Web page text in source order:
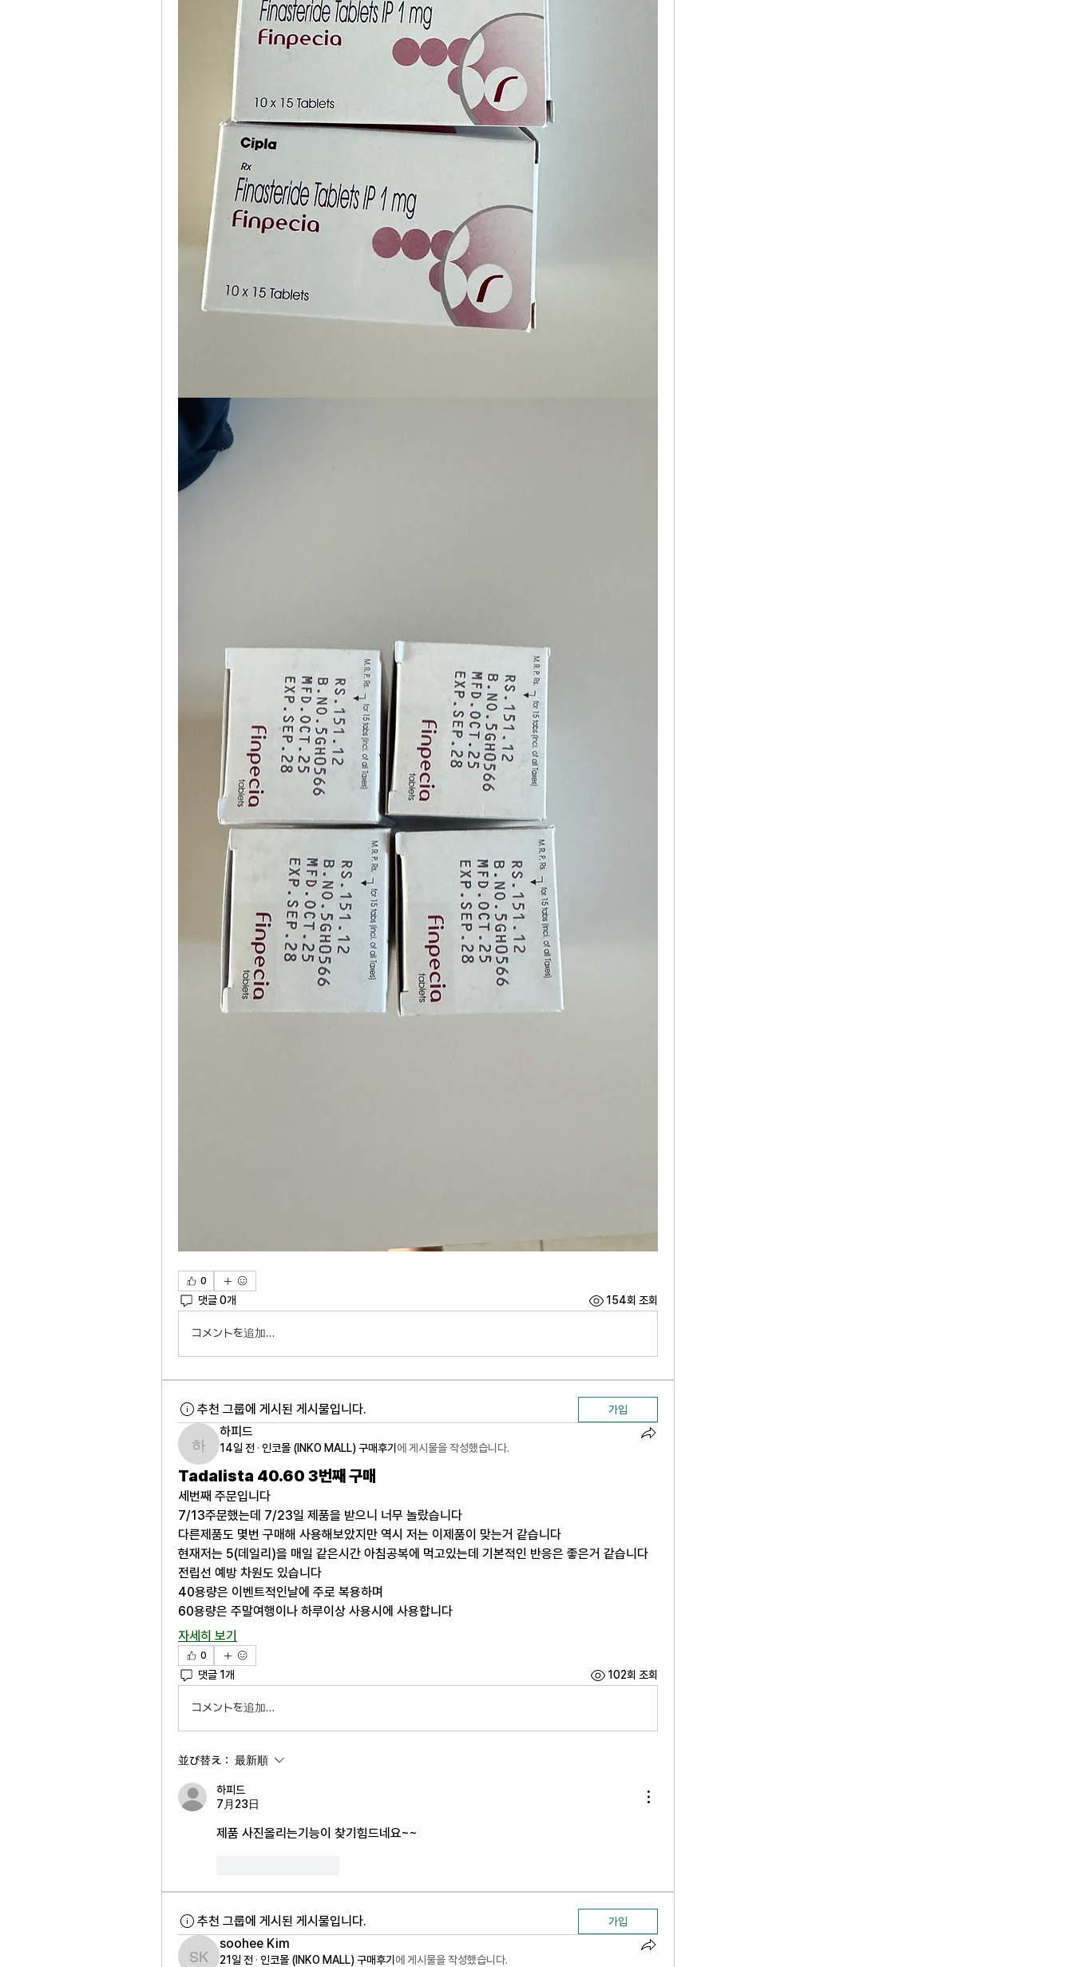
0
댓글 0개 154회 조회
コメントを追加…
추천 그룹에 게시된 게시물입니다. 가입
하피드
하피드
14일 전 · 인코몰 (INKO MALL) 구매후기 에 게시물을 작성했습니다.
Tadalista 40.60 3번째 구매
세번째 주문입니다
7/13주문했는데 7/23일 제품을 받으니 너무 놀랐습니다
다른제품도 몇번 구매해 사용해보았지만 역시 저는 이제품이 맞는거 같습니다
현재저는 5(데일리)을 매일 같은시간 아침공복에 먹고있는데 기본적인 반응은 좋은거 같습니다
전립선 예방 차원도 있습니다
40용량은 이벤트적인날에 주로 복용하며
60용량은 주말여행이나 하루이상 사용시에 사용합니다
자세히 보기
0
댓글 1개 102회 조회
コメントを追加…
並び替え： 最新順
하피드
7月23日
제품 사진올리는기능이 찾기힘드네요~~
추천 그룹에 게시된 게시물입니다. 가입
soohee Kim
21일 전 · 인코몰 (INKO MALL) 구매후기 에 게시물을 작성했습니다.